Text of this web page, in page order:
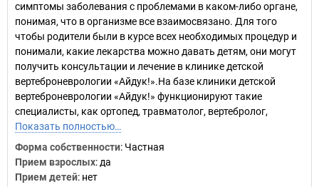
симптомы заболевания с проблемами в каком-либо органе,
понимая, что в организме все взаимосвязано. Для того
чтобы родители были в курсе всех необходимых процедур и
понимали, какие лекарства можно давать детям, они могут
получить консультации и лечение в клинике детской
вертеброневрологии «Айдук!».На базе клиники детской
вертеброневрологии «Айдук!» функционируют такие
специалисты, как ортопед, травматолог, вертебролог,
Показать полностью…
Форма собственности: Частная
Прием взрослых: да
Прием детей: нет